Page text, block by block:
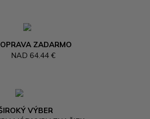
ZADARMO
NAD 64.44 €
VÝBER